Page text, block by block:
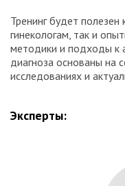
Тренинг будет
гинекологам, так и
методики и подходы к
диагноза основаны на
исследованиях и
Эксперты: